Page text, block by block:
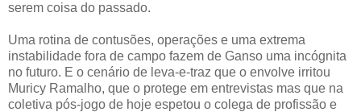
serem coisa do passado.
Uma rotina de contusões, operações e uma extrema
instabilidade fora de campo fazem de Ganso uma incógnita
no futuro. E o cenário de leva-e-traz que o envolve irritou
Muricy Ramalho, que o protege em entrevistas mas que na
coletiva pós-jogo de hoje espetou o colega de profissão e